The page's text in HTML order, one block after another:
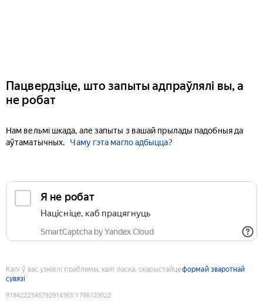
Пацвердзіце, што запыты адпраўлялі вы, а
не робат
Нам вельмі шкада, але запыты з вашай прылады падобныя да
аўтаматычных.
Чаму гэта магло адбыцца?
Я не робат
Націсніце, каб працягнуць
SmartCaptcha by Yandex Cloud
Калі ў вас узніклі праблемы, калі ласка, скарыстайцеформай зваротнай
сувязі
9184222545792914365:1786123022